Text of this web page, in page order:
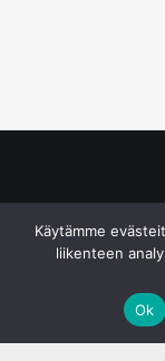
Käytämme
liikenteen
Ok